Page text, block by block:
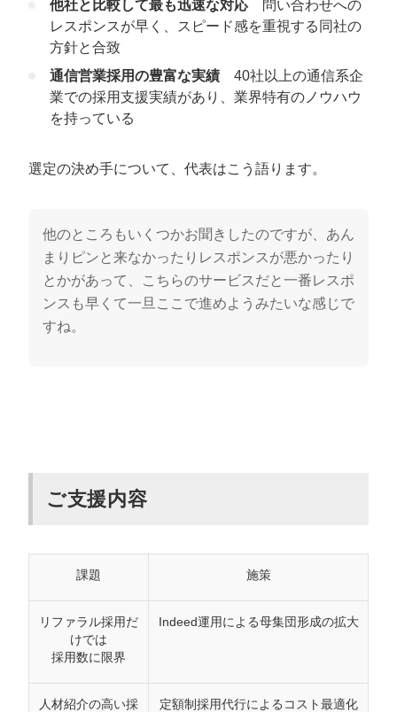
他社と比較して最も迅速な対応 問い合わせへの
レスポンスが早く、スピード感を重視する同社の
方針と合致
通信営業採用の豊富な実績 40社以上の通信系企
業での採用支援実績があり、業界特有のノウハウ
を持っている
選定の決め手について、代表はこう語ります。
他のところもいくつかお聞きしたのですが、あん
まりピンと来なかったりレスポンスが悪かったり
とかがあって、こちらのサービスだと一番レスポ
ンスも早くて一旦ここで進めようみたいな感じで
すね。
ご支援内容
課題 施策
リファラル採用だ
けでは
採用数に限界
Indeed運用による母集団形成の拡大
人材紹介の高い採
定額制採用代行によるコスト最適化